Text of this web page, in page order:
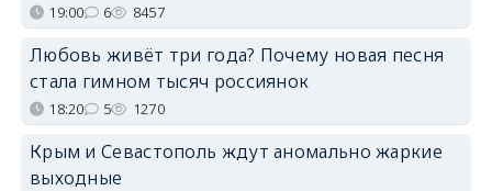
19:00 6 8457
Любовь живёт три года? Почему новая песня
стала гимном тысяч россиянок
18:20 5 1270
Крым и Севастополь ждут аномально жаркие
выходные